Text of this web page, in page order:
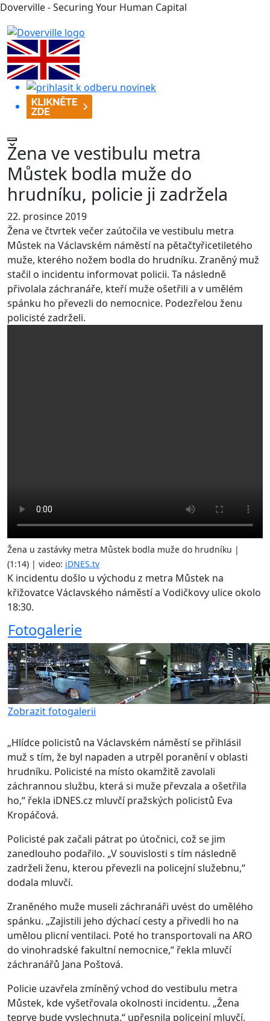
Doverville - Securing Your Human Capital
Žena ve vestibulu metra
Můstek bodla muže do
hrudníku, policie ji zadržela
22. prosince 2019
Žena ve čtvrtek večer zaútočila ve vestibulu metra
Můstek na Václavském náměstí na pětačtyřicetiletého
muže, kterého nožem bodla do hrudníku. Zraněný muž
stačil o incidentu informovat policii. Ta následně
přivolala záchranáře, kteří muže ošetřili a v umělém
spánku ho převezli do nemocnice. Podezřelou ženu
policisté zadrželi.
Žena u zastávky metra Můstek bodla muže do hrudníku |
(1:14) | video: iDNES.tv
K incidentu došlo u východu z metra Můstek na
křižovatce Václavského náměstí a Vodičkovy ulice okolo
18:30.
Fotogalerie
Zobrazit fotogalerii
„Hlídce policistů na Václavském náměstí se přihlásil
muž s tím, že byl napaden a utrpěl poranění v oblasti
hrudníku. Policisté na místo okamžitě zavolali
záchrannou službu, která si muže převzala a ošetřila
ho,“ řekla iDNES.cz mluvčí pražských policistů Eva
Kropáčová.
Policisté pak začali pátrat po útočnici, což se jim
zanedlouho podařilo. „V souvislosti s tím následně
zadrželi ženu, kterou převezli na policejní služebnu,“
dodala mluvčí.
Zraněného muže museli záchranáři uvést do umělého
spánku. „Zajistili jeho dýchací cesty a přivedli ho na
umělou plicní ventilaci. Poté ho transportovali na ARO
do vinohradské fakultní nemocnice,“ řekla mluvčí
záchranářů Jana Poštová.
Policie uzavřela zmíněný vchod do vestibulu metra
Můstek, kde vyšetřovala okolnosti incidentu. „Žena
teprve bude vyslechnuta,“ upřesnila policejní mluvčí.